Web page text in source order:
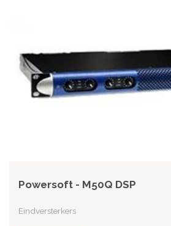
Powersoft - M50Q DSP
Eindversterkers